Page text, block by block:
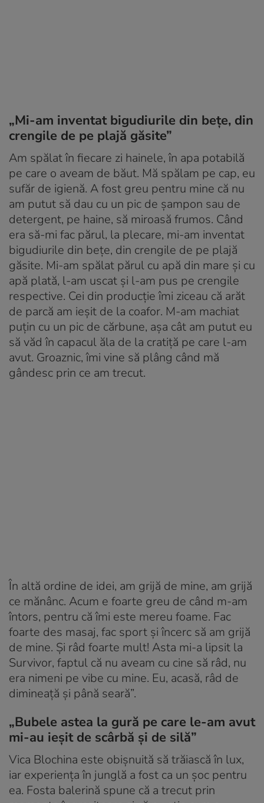
„Mi-am inventat bigudiurile din bețe, din
crengile de pe plajă găsite”
Am spălat în fiecare zi hainele, în apa potabilă
pe care o aveam de băut. Mă spălam pe cap, eu
sufăr de igienă. A fost greu pentru mine că nu
am putut să dau cu un pic de șampon sau de
detergent, pe haine, să miroasă frumos. Când
era să-mi fac părul, la plecare, mi-am inventat
bigudiurile din bețe, din crengile de pe plajă
găsite. Mi-am spălat părul cu apă din mare și cu
apă plată, l-am uscat și l-am pus pe crengile
respective. Cei din producție îmi ziceau că arăt
de parcă am ieșit de la coafor. M-am machiat
puțin cu un pic de cărbune, așa cât am putut eu
să văd în capacul ăla de la cratiță pe care l-am
avut. Groaznic, îmi vine să plâng când mă
gândesc prin ce am trecut.
În altă ordine de idei, am grijă de mine, am grijă
ce mănânc. Acum e foarte greu de când m-am
întors, pentru că îmi este mereu foame. Fac
foarte des masaj, fac sport și încerc să am grijă
de mine. Și râd foarte mult! Asta mi-a lipsit la
Survivor, faptul că nu aveam cu cine să râd, nu
era nimeni pe vibe cu mine. Eu, acasă, râd de
dimineață și până seară”.
„Bubele astea la gură pe care le-am avut
mi-au ieșit de scârbă și de silă”
Vica Blochina este obișnuită să trăiască în lux,
iar experiența în junglă a fost ca un șoc pentru
ea. Fosta balerină spune că a trecut prin